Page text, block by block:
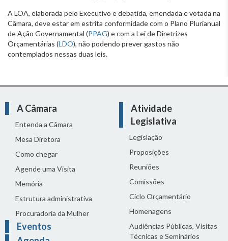
A LOA, elaborada pelo Executivo e debatida, emendada e votada na
Câmara, deve estar em estrita conformidade com o Plano Plurianual
de Ação Governamental (PPAG) e com a Lei de Diretrizes
Orçamentárias (LDO), não podendo prever gastos não
contemplados nessas duas leis.
A Câmara
Entenda a Câmara
Mesa Diretora
Como chegar
Agende uma Visita
Memória
Estrutura administrativa
Procuradoria da Mulher
Eventos
Atividade
Legislativa
Legislação
Proposições
Reuniões
Comissões
Ciclo Orçamentário
Homenagens
Audiências Públicas, Visitas
Técnicas e Seminários